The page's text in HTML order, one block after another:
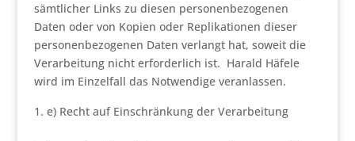
sämtlicher Links zu diesen personenbezogenen
Daten oder von Kopien oder Replikationen dieser
personenbezogenen Daten verlangt hat, soweit die
Verarbeitung nicht erforderlich ist. Harald Häfele
wird im Einzelfall das Notwendige veranlassen.
e) Recht auf Einschränkung der Verarbeitung